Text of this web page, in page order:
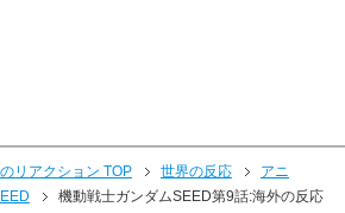
リアクション TOP 世界の反応
アニ
機動戦士ガンダムSEED第9話:海外の反応